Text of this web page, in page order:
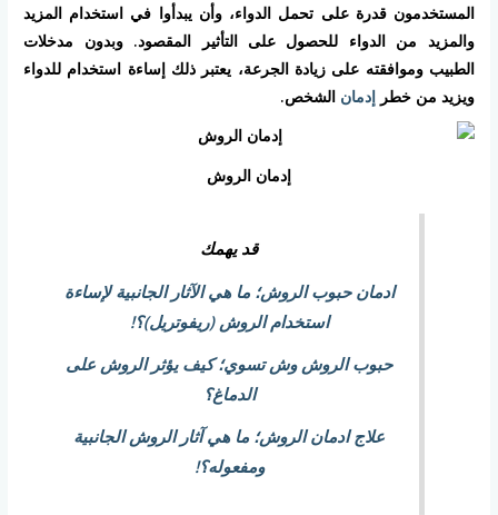
المستخدمون قدرة على تحمل الدواء، وأن يبدأوا في استخدام المزيد
والمزيد من الدواء للحصول على التأثير المقصود. وبدون مدخلات
الطبيب وموافقته على زيادة الجرعة، يعتبر ذلك إساءة استخدام للدواء
ويزيد من خطر إدمان الشخص.
إدمان الروش
قد يهمك
ادمان حبوب الروش؛ ما هي الآثار الجانبية لإساءة
استخدام الروش (ريفوتريل)؟!
حبوب الروش وش تسوي؛ كيف يؤثر الروش على
الدماغ؟
علاج ادمان الروش؛ ما هي آثار الروش الجانبية
ومفعوله؟!